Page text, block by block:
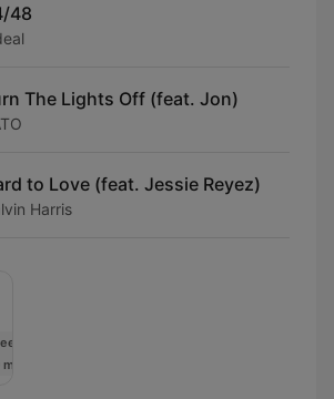
48
The Lights Off (feat. Jon)
to Love (feat. Jessie Reyez)
Harris
ago